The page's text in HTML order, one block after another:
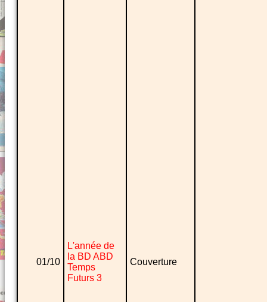
01/10
L'année de
la BD ABD
Temps
Futurs 3
Couverture